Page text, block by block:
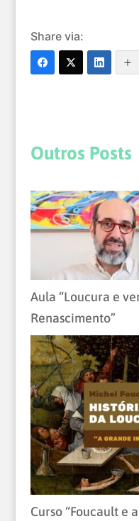
Share via:
Outros Posts
Aula “Loucura e
Renascimento”
Curso “Foucault e